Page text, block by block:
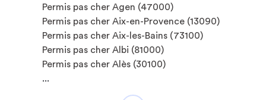
Permis pas cher Agen (47000)
Permis pas cher Aix-en-Provence (13090)
Permis pas cher Aix-les-Bains (73100)
Permis pas cher Albi (81000)
Permis pas cher Alès (30100)
...